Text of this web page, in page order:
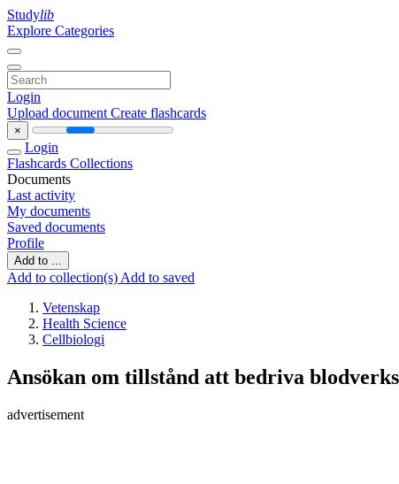
Studylib
Explore Categories
Login
Upload document Create flashcards
×
Login
Flashcards Collections
Documents
Last activity
My documents
Saved documents
Profile
Add to ...
Add to collection(s) Add to saved
Vetenskap
Health Science
Cellbiologi
Ansökan om tillstånd att bedriva
advertisement